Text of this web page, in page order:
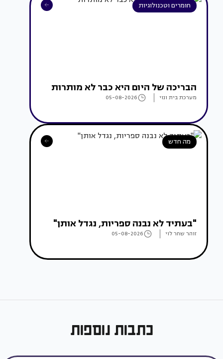
חומרים וטכנולוגיות
הבריכה של היום היא כבר לא מותרות
מערכת בית ונוי 05-08-2026
מה חדש
"בעתיד לא נבנה ספריות, נגדל אותן"
זוהר שחר לוי 05-08-2026
כתבות נוספות